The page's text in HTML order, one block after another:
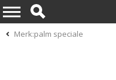
Merk:palm speciale